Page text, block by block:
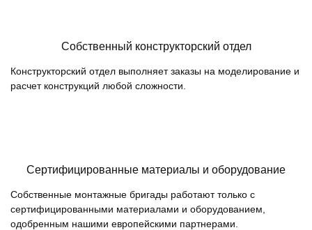
Собственный конструкторский отдел
Конструкторский отдел выполняет заказы на моделирование и
расчет конструкций любой сложности.
Сертифицированные материалы и оборудование
Собственные монтажные бригады работают только с
сертифицированными материалами и оборудованием,
одобренным нашими европейскими партнерами.